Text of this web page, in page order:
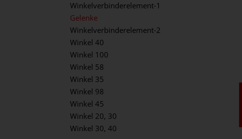
Winkelverbinderelement-1
Gelenke
Winkelverbinderelement-2
Winkel 40
Winkel 100
Winkel 58
Winkel 35
Winkel 98
Winkel 45
Winkel 20, 30
Winkel 30, 40